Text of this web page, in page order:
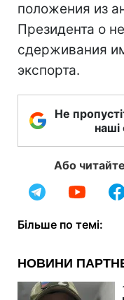
положения из
Президента о
сдерживания
экспорта.
Не
наші
Або
Більше по темі: